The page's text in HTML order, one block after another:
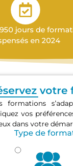
jours de
en 2024
formations
vos
dans votre
Type de